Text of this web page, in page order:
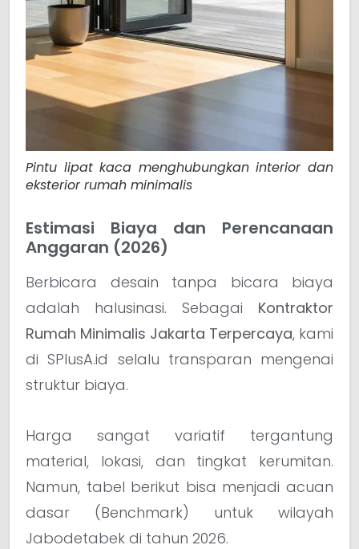
Pintu lipat kaca menghubungkan interior dan
eksterior rumah minimalis
Estimasi Biaya dan Perencanaan
Anggaran (2026)
Berbicara desain tanpa bicara biaya
adalah halusinasi. Sebagai Kontraktor
Rumah Minimalis Jakarta Terpercaya, kami
di SPlusA.id selalu transparan mengenai
struktur biaya.
Harga sangat variatif tergantung
material, lokasi, dan tingkat kerumitan.
Namun, tabel berikut bisa menjadi acuan
dasar (Benchmark) untuk wilayah
Jabodetabek di tahun 2026.